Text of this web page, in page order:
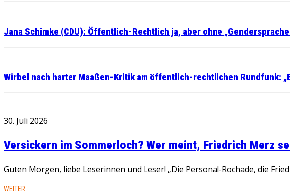
Jana Schimke (CDU): Öffentlich-Rechtlich ja, aber ohne
Wirbel nach harter Maaßen-Kritik am öffentlich-rechtlichen Rundfunk:
30. Juli 2026
Versickern im Sommerloch? Wer meint, Friedrich Merz
Guten Morgen, liebe Leserinnen und Leser! „Die Personal-Rochade, die
WEITER